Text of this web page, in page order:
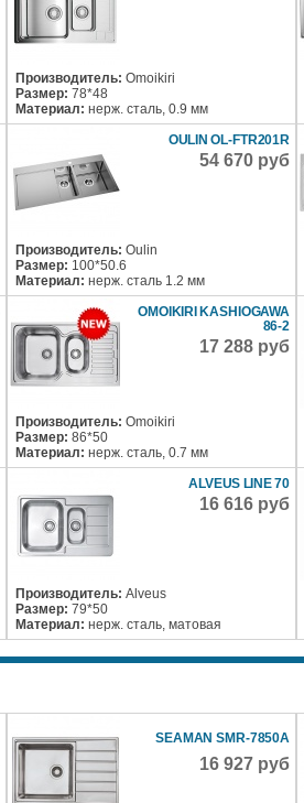
Производитель: Omoikiri
Размер: 78*48
Материал:нерж. сталь, 0.9 мм
OULIN OL-FTR201R
54 670 руб
Производитель: Oulin
Размер: 100*50.6
Материал:нерж. сталь 1.2 мм
OMOIKIRI KASHIOGAWA
86-2
17 288 руб
Производитель: Omoikiri
Размер: 86*50
Материал:нерж. сталь, 0.7 мм
ALVEUS LINE 70
16 616 руб
Производитель: Alveus
Размер: 79*50
Материал:нерж. сталь, матовая
SEAMAN SMR-7850A
16 927 руб